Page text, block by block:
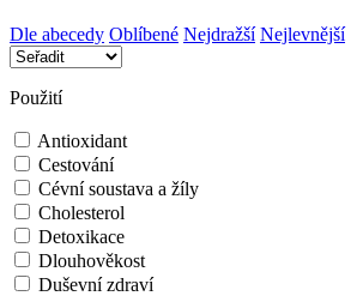
Dle abecedy Oblíbené Nejdražší Nejlevnější
Použití
Antioxidant
Cestování
Cévní soustava a žíly
Cholesterol
Detoxikace
Dlouhověkost
Duševní zdraví